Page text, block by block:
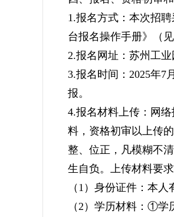
1.报名方式：本次招
台报名操作手册》（见
2.报名网址：苏州工业
3.报名时间：2025年7
报。
4.报名材料上传：网
料，资格初审以上传
整、位正，凡模糊不
生自负。上传材料要求
（1）身份证件：本
（2）学历材料：①